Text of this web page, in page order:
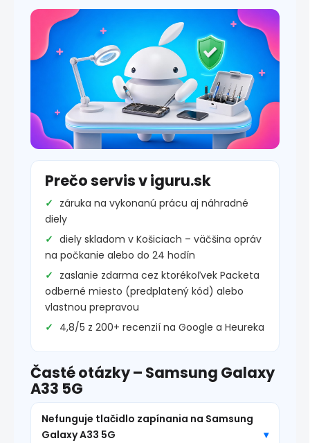
Prečo servis v iguru.sk
záruka na vykonanú prácu aj náhradné
diely
diely skladom v Košiciach – väčšina opráv
na počkanie alebo do 24 hodín
zaslanie zdarma cez ktorékoľvek Packeta
odberné miesto (predplatený kód) alebo
vlastnou prepravou
4,8/5 z 200+ recenzií na Google a Heureka
Časté otázky – Samsung Galaxy
A33 5G
Nefunguje tlačidlo zapínania na Samsung
Galaxy A33 5G